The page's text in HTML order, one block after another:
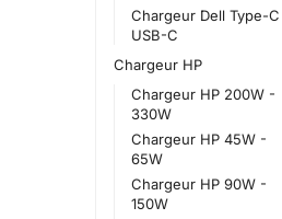
Chargeur Dell Type-C
USB-C
Chargeur HP
Chargeur HP 200W -
330W
Chargeur HP 45W -
65W
Chargeur HP 90W -
150W